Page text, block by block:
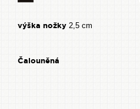
výška nožky 2,5 cm
Čalouněná